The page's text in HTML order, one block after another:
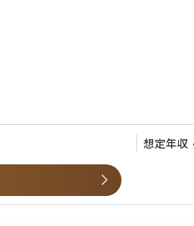
想定年収